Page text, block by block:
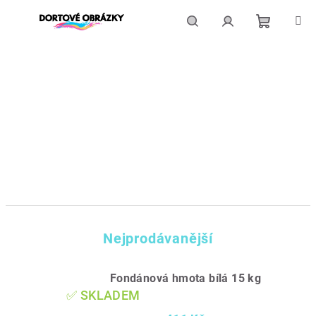
Nejprodávanější
Fondánová hmota bílá 15 kg
✅ SKLADEM